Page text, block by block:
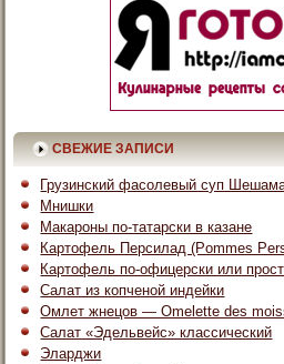
СВЕЖИЕ ЗАПИСИ
Грузинский фасолевый суп
Мнишки
Макароны по-татарски в казане
Картофель Персилад (Pommes
Картофель по-офицерски или
Салат из копченой индейки
Омлет жнецов — Omelette des
Салат «Эдельвейс» классический
Эларджи